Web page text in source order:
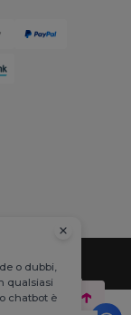
cookie|Site Map
o dubbi,
qualsiasi
chatbot è